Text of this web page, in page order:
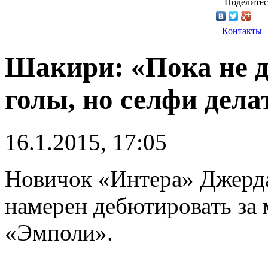
Контакты
Шакири: «Пока не
голы, но селфи
16.1.2015, 17:05
Новичок «Интера»
намерен дебютировать
«Эмполи».